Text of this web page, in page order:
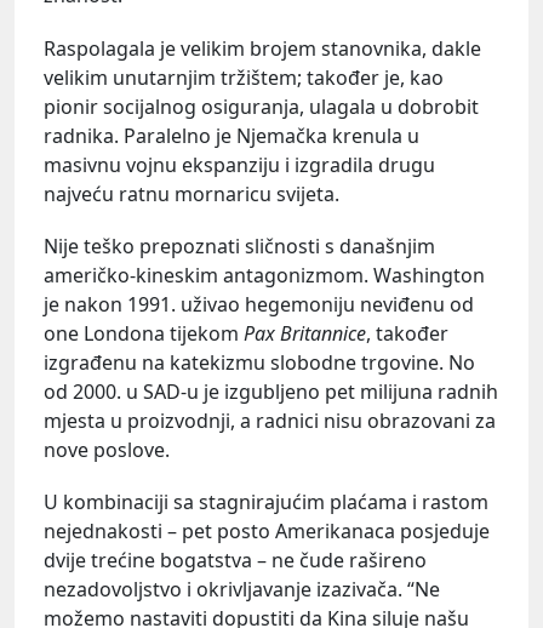
Raspolagala je velikim brojem stanovnika, dakle
velikim unutarnjim tržištem; također je, kao
pionir socijalnog osiguranja, ulagala u dobrobit
radnika. Paralelno je Njemačka krenula u
masivnu vojnu ekspanziju i izgradila drugu
najveću ratnu mornaricu svijeta.
Nije teško prepoznati sličnosti s današnjim
američko-kineskim antagonizmom. Washington
je nakon 1991. uživao hegemoniju neviđenu od
one Londona tijekom Pax Britannice, također
izgrađenu na katekizmu slobodne trgovine. No
od 2000. u SAD-u je izgubljeno pet milijuna radnih
mjesta u proizvodnji, a radnici nisu obrazovani za
nove poslove.
U kombinaciji sa stagnirajućim plaćama i rastom
nejednakosti – pet posto Amerikanaca posjeduje
dvije trećine bogatstva – ne čude rašireno
nezadovoljstvo i okrivljavanje izazivača. “Ne
možemo nastaviti dopustiti da Kina siluje našu